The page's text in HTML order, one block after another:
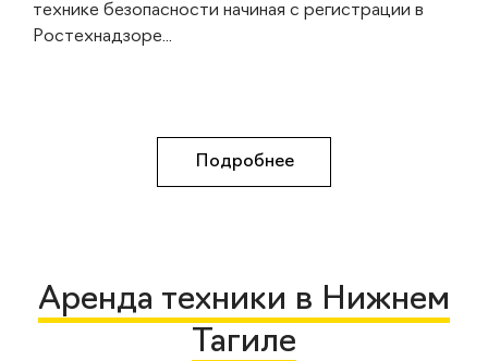
технике безопасности начиная с регистрации в
Ростехнадзоре...
Подробнее
Аренда техники в Нижнем
Тагиле